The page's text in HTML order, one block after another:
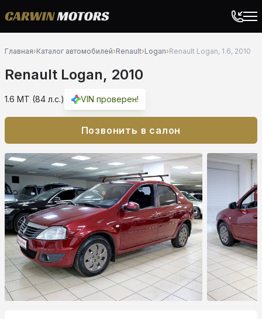
Главная›Каталог автомобилей›Renault›Logan›Renault Logan, 1.6, 2010
Renault Logan, 2010
1.6 MT (84 л.с.) VIN проверен!
Позвонить в салон